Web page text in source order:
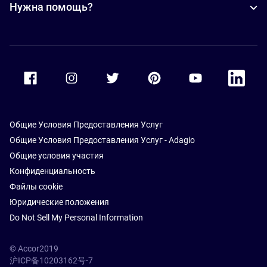
Нужна помощь?
Accor Facebook Accor TwitterAccor PinterestAccor Youtube
Accor
Общие Условия Предоставления Услуг
Общие Условия Предоставления Услуг - Adagio
Общие условия участия
Конфиденциальность
Файлы cookie
Юридические положения
Do Not Sell My Personal Information
© Accor2019
沪ICP备10203162号-7